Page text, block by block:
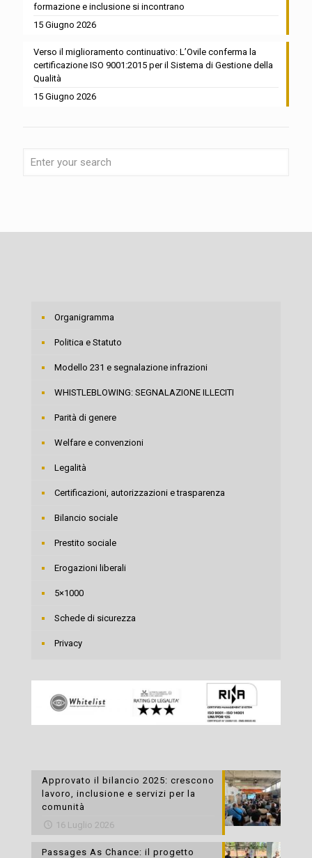
formazione e inclusione si incontrano
15 Giugno 2026
Verso il miglioramento continuativo: L’Ovile conferma la
certificazione ISO 9001:2015 per il Sistema di Gestione della
Qualità
15 Giugno 2026
Organigramma
Politica e Statuto
Modello 231 e segnalazione infrazioni
WHISTLEBLOWING: SEGNALAZIONE ILLECITI
Parità di genere
Welfare e convenzioni
Legalità
Certificazioni, autorizzazioni e trasparenza
Bilancio sociale
Prestito sociale
Erogazioni liberali
5×1000
Schede di sicurezza
Privacy
Approvato il bilancio 2025: crescono
lavoro, inclusione e servizi per la
comunità
16 Luglio 2026
Passages As Chance: il progetto